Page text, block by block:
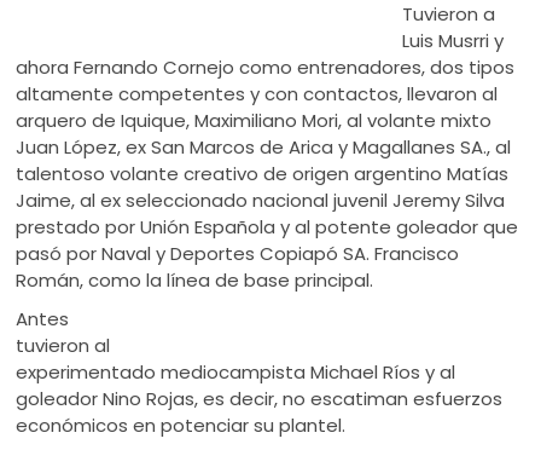
Tuvieron a
Luis Musrri y
ahora Fernando Cornejo como entrenadores, dos tipos
altamente competentes y con contactos, llevaron al
arquero de Iquique, Maximiliano Mori, al volante mixto
Juan López, ex San Marcos de Arica y Magallanes SA., al
talentoso volante creativo de origen argentino Matías
Jaime, al ex seleccionado nacional juvenil Jeremy Silva
prestado por Unión Española y al potente goleador que
pasó por Naval y Deportes Copiapó SA. Francisco
Román, como la línea de base principal.
Antes
tuvieron al
experimentado mediocampista Michael Ríos y al
goleador Nino Rojas, es decir, no escatiman esfuerzos
económicos en potenciar su plantel.